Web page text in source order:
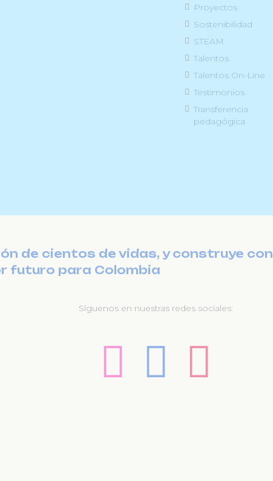
Proyectos
Sostenibilidad
STEAM
Talentos
Talentos On-Line
Testimonios
Transferencia
pedagógica
de cientos de vidas, y construye con
futuro para Colombia
Síguenos en nuestras redes sociales: